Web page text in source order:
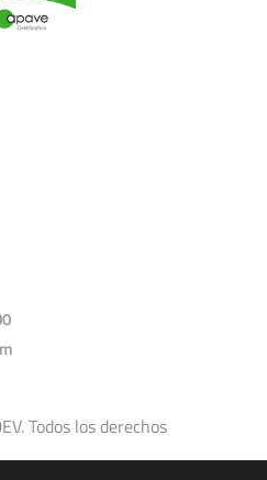
Todos los derechos